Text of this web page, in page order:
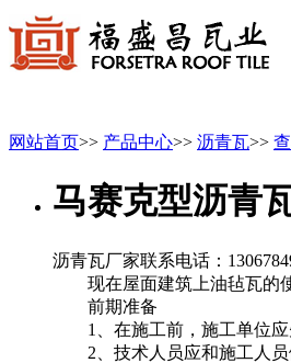
网站首页>> 产品中心>> 沥青瓦>>
马赛克型沥青
沥青瓦厂家联系电话：
现在屋面建筑上油毡瓦的使
前期准备
1、在施工前，施工单位应
2、技术人员应和施工人员